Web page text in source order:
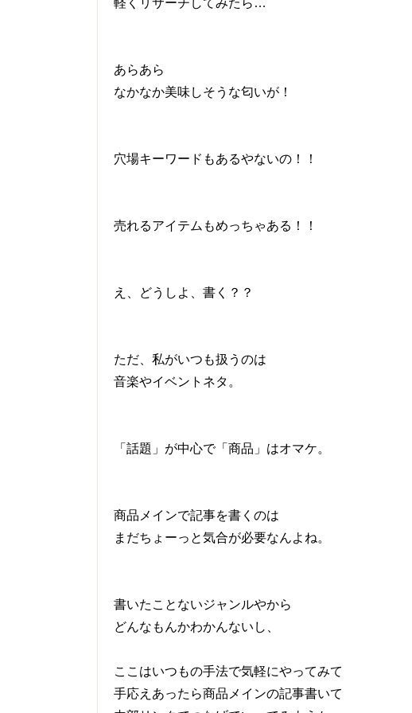
軽くリサーチしてみたら…
あらあら
なかなか美味しそうな匂いが！
穴場キーワードもあるやないの！！
売れるアイテムもめっちゃある！！
え、どうしよ、書く？？
ただ、私がいつも扱うのは
音楽やイベントネタ。
「話題」が中心で「商品」はオマケ。
商品メインで記事を書くのは
まだちょーっと気合が必要なんよね。
書いたことないジャンルやから
どんなもんかわかんないし、
ここはいつもの手法で気軽にやってみて
手応えあったら商品メインの記事書いて